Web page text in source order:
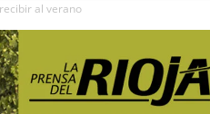
al verano